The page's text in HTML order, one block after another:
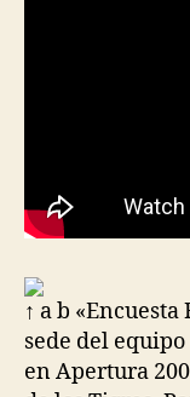
↑ a b
sede del
en Apertura